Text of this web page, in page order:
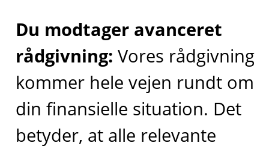
Du modtager avanceret
rådgivning: Vores rådgivning
kommer hele vejen rundt om
din finansielle situation. Det
betyder, at alle relevante